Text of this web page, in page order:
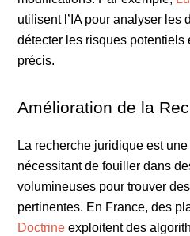
utilisent l’IA pour analyser les
détecter les risques potentiels
précis.
Amélioration de la
La recherche juridique est
nécessitant de fouiller dans
volumineuses pour trouver
pertinentes. En France, des
Doctrine exploitent des